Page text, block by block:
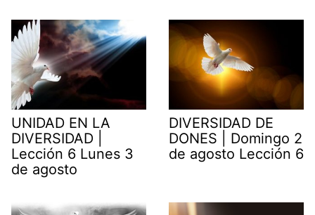
UNIDAD EN LA
DIVERSIDAD |
Lección 6 Lunes 3
de agosto
DIVERSIDAD DE
DONES | Domingo 2
de agosto Lección 6